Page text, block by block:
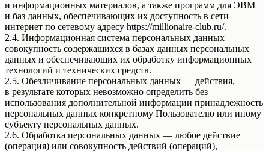
и информационных материалов, а также программ для ЭВМ
и баз данных, обеспечивающих их доступность в сети
интернет по сетевому адресу https://millionaire-club.ru/.
2.4. Информационная система персональных данных —
совокупность содержащихся в базах данных персональных
данных и обеспечивающих их обработку информационных
технологий и технических средств.
2.5. Обезличивание персональных данных — действия,
в результате которых невозможно определить без
использования дополнительной информации принадлежность
персональных данных конкретному Пользователю или иному
субъекту персональных данных.
2.6. Обработка персональных данных — любое действие
(операция) или совокупность действий (операций),